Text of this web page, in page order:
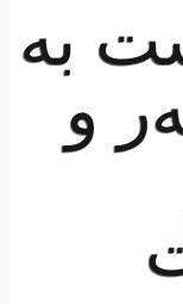
بە
و